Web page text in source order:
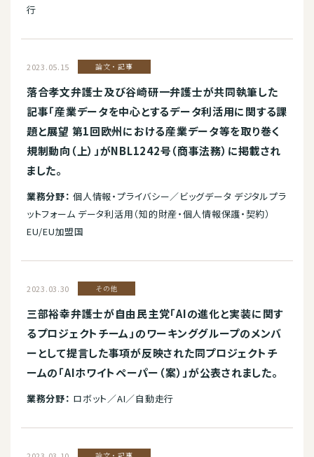
行
2023.05.15 論文・記事
落合孝文弁護士及び谷崎研一弁護士が共同執筆した
記事「産業データを中心とするデータ利活用に関する課
題と展望 第1回欧州における産業データ等を取り巻く
規制動向（上）」がNBL1242号（商事法務）に掲載され
ました。
業務分野： 個人情報・プライバシー／ビッグデータ デジタルプラ
ットフォーム データ利活用（知的財産・個人情報保護・契約）
EU/EU加盟国
2023.03.30 その他
三部裕幸弁護士が自由民主党「AIの進化と実装に関す
るプロジェクトチーム」のワーキンググループのメンバ
ーとして提言した事項が反映された同プロジェクトチ
ームの「AIホワイトペーパー（案）」が公表されました。
業務分野： ロボット／AI／自動走行